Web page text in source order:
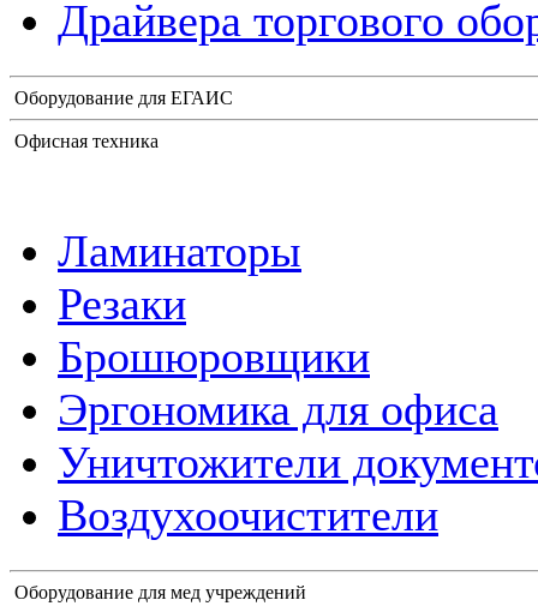
Драйвера торгового
Оборудование для ЕГАИС
Офисная техника
Ламинаторы
Резаки
Брошюровщики
Эргономика для офиса
Уничтожители
Воздухоочистители
Оборудование для мед учреждений